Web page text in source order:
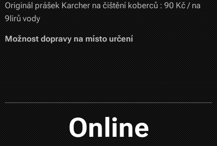
Originál prášek Karcher na čištění koberců : 90 Kč / na
9lirů vody
Možnost dopravy na místo určení
Online